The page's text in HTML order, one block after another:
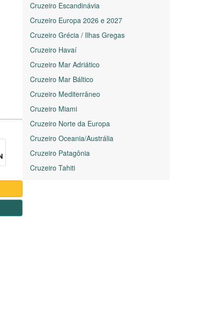
Cruzeiro Escandinávia
Cruzeiro Europa 2026 e 2027
Cruzeiro Grécia / Ilhas Gregas
Cruzeiro Havaí
Cruzeiro Mar Adriático
Cruzeiro Mar Báltico
Cruzeiro Mediterrâneo
Cruzeiro Miami
Cruzeiro Norte da Europa
Cruzeiro Oceania/Austrália
Cruzeiro Patagônia
Cruzeiro Tahiti